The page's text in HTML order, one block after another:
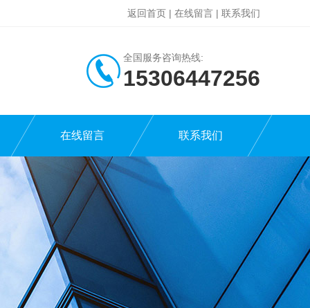
返回首页 | 在线留言 | 联系我们
全国服务咨询热线:
15306447256
在线留言 联系我们